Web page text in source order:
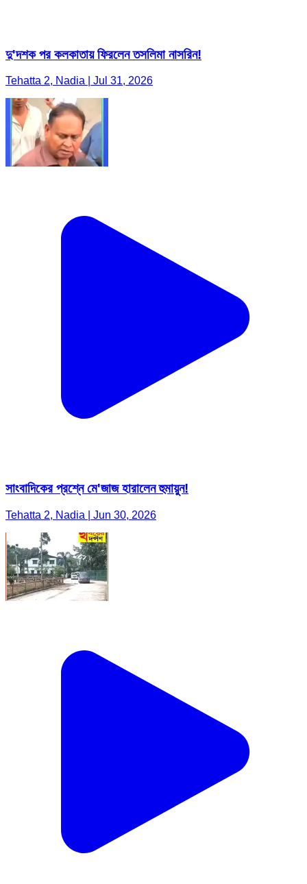
দু'দশক পর কলকাতায় ফিরলেন তসলিমা নাসরিন!
Tehatta 2, Nadia | Jul 31, 2026
সাংবাদিকের প্রশ্নে মে'জাজ হারালেন হুমায়ুন!
Tehatta 2, Nadia | Jun 30, 2026